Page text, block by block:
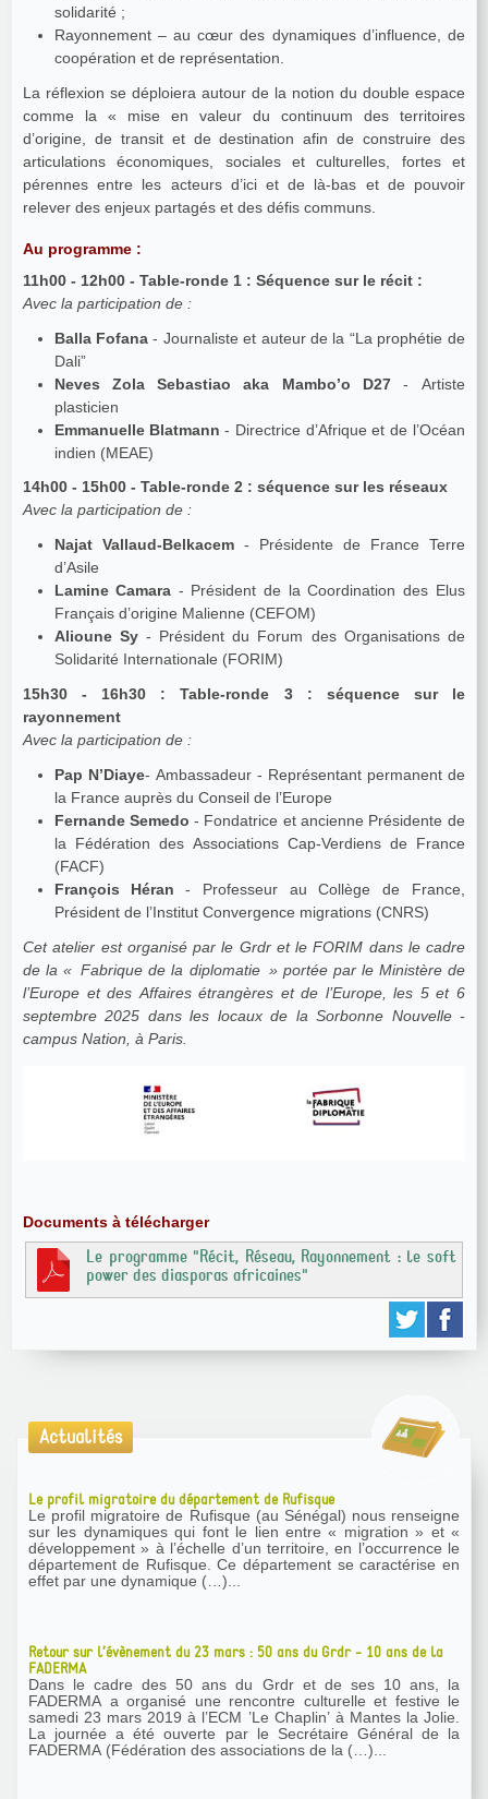
solidarité ;
Rayonnement – au cœur des dynamiques d’influence, de
coopération et de représentation.
La réflexion se déploiera autour de la notion du double espace
comme la « mise en valeur du continuum des territoires
d’origine, de transit et de destination afin de construire des
articulations économiques, sociales et culturelles, fortes et
pérennes entre les acteurs d’ici et de là-bas et de pouvoir
relever des enjeux partagés et des défis communs.
Au programme :
11h00 - 12h00 - Table-ronde 1 : Séquence sur le récit :
Avec la participation de :
Balla Fofana- Journaliste et auteur de la “La prophétie de
Dali”
Neves Zola Sebastiao aka Mambo’o D27- Artiste
plasticien
Emmanuelle Blatmann - Directrice d’Afrique et de l’Océan
indien (MEAE)
14h00 - 15h00 - Table-ronde 2 : séquence sur les réseaux
Avec la participation de :
Najat Vallaud-Belkacem- Présidente de France Terre
d’Asile
Lamine Camara- Président de la Coordination des Elus
Français d’origine Malienne (CEFOM)
Alioune Sy- Président du Forum des Organisations de
Solidarité Internationale (FORIM)
15h30 - 16h30 : Table-ronde 3 : séquence sur le
rayonnement
Avec la participation de :
Pap N’Diaye- Ambassadeur - Représentant permanent de
la France auprès du Conseil de l’Europe
Fernande Semedo - Fondatrice et ancienne Présidente de
la Fédération des Associations Cap-Verdiens de France
(FACF)
François Héran - Professeur au Collège de France,
Président de l’Institut Convergence migrations (CNRS)
Cet atelier est organisé par le Grdr et le FORIM dans le cadre
de la « Fabrique de la diplomatie » portée par le Ministère de
l’Europe et des Affaires étrangères et de l’Europe, les 5 et 6
septembre 2025 dans les locaux de la Sorbonne Nouvelle -
campus Nation, à Paris.
Documents à télécharger
Le programme "Récit, Réseau, Rayonnement : le soft
power des diasporas africaines"
Actualités
Le profil migratoire du département de Rufisque
Le profil migratoire de Rufisque (au Sénégal) nous renseigne
sur les dynamiques qui font le lien entre « migration » et «
développement » à l’échelle d’un territoire, en l’occurrence le
département de Rufisque. Ce département se caractérise en
effet par une dynamique (…)...
Retour sur l’évènement du 23 mars : 50 ans du Grdr - 10 ans de la
FADERMA
Dans le cadre des 50 ans du Grdr et de ses 10 ans, la
FADERMA a organisé une rencontre culturelle et festive le
samedi 23 mars 2019 à l’ECM ’Le Chaplin’ à Mantes la Jolie.
La journée a été ouverte par le Secrétaire Général de la
FADERMA (Fédération des associations de la (…)...